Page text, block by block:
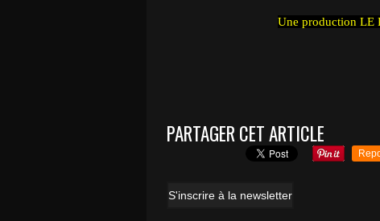
Une production LE
PARTAGER CET ARTICLE
S'inscrire à la newsletter